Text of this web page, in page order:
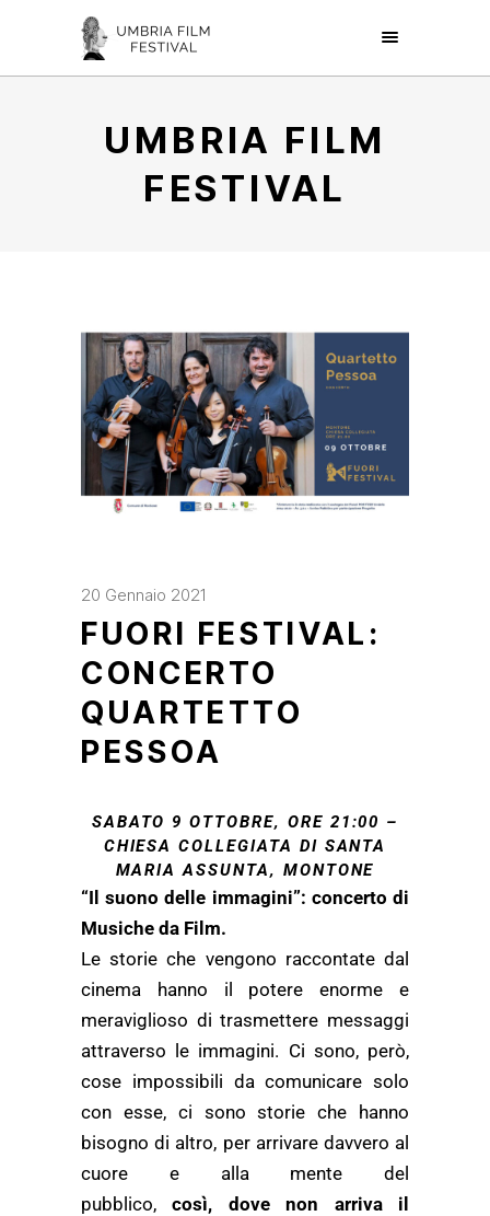
UMBRIA FILM
FESTIVAL
20 Gennaio 2021
FUORI FESTIVAL:
CONCERTO
QUARTETTO
PESSOA
SABATO 9 OTTOBRE, ORE 21:00 –
CHIESA COLLEGIATA DI SANTA
MARIA ASSUNTA, MONTONE
“Il suono delle immagini”: concerto di
Musiche da Film.
Le storie che vengono raccontate dal
cinema hanno il potere enorme e
meraviglioso di trasmettere messaggi
attraverso le immagini. Ci sono, però,
cose impossibili da comunicare solo
con esse, ci sono storie che hanno
bisogno di altro, per arrivare davvero al
cuore e alla mente del
pubblico,così,
dove non arriva il